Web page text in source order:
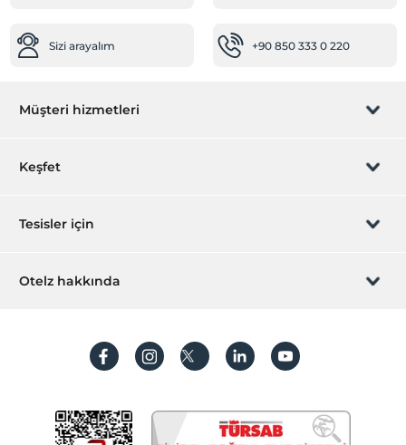
Sizi arayalım +90 850 333 0 220
Müşteri hizmetleri
Rezervasyon yönet
Sıkça sorulan sorular
Keşfet
Hediye Kart
Hesap oluştur
Tesisler için
Hemen tesisinizi ekleyin
Otelz hakkında
Koşullar ve şartlar